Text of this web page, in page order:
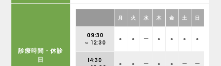
診療時間・休診
日
月 火 水 木 金 土 日
09:30
～ 12:30
● ● ー ● ● ● ●
14:30
● ● ー ● ● ー ー